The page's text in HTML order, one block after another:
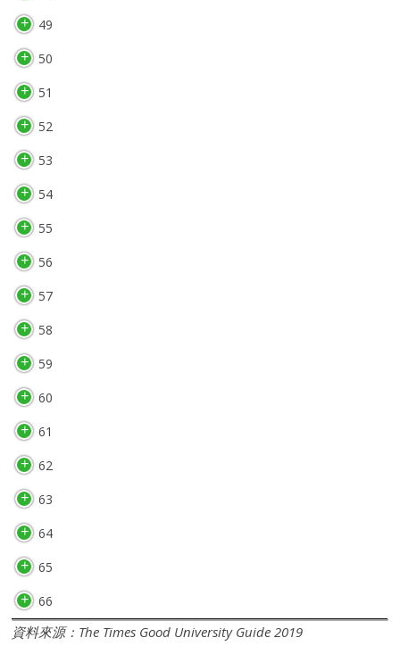
49
50
51
52
53
54
55
56
57
58
59
60
61
62
63
64
65
66
資料來源：The Times Good University Guide 2019